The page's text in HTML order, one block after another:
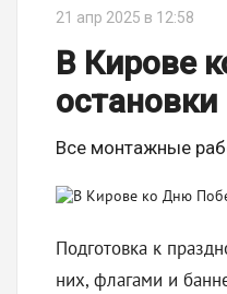
21 апр 2025 в 12:58
В Кирове
остановки
Все монтажные
Подготовка к
них, флагами и